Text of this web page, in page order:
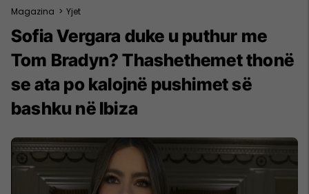
Magazina > Yjet
Sofia Vergara duke u puthur me
Tom Bradyn? Thashethemet thonë
se ata po kalojnë pushimet së
bashku në Ibiza